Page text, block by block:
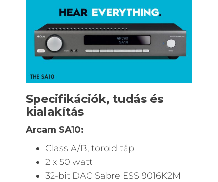
Specifikációk, tudás és
kialakítás
Arcam SA10:
Class A/B, toroid táp
2 x 50 watt
32-bit DAC Sabre ESS 9016K2M